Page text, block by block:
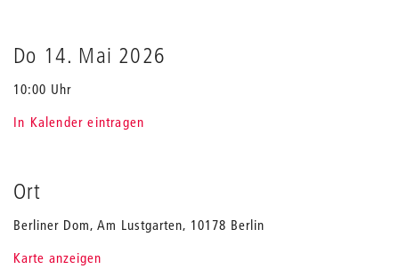
Do 14. Mai 2026
10:00 Uhr
In Kalender eintragen
Ort
Berliner Dom, Am Lustgarten, 10178 Berlin
Karte anzeigen